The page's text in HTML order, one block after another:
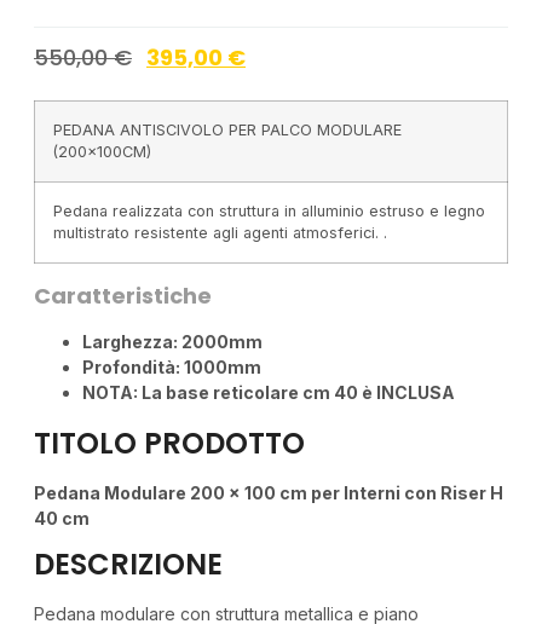
550,00€ 395,00 €
PEDANA ANTISCIVOLO PER PALCO MODULARE
(200x100CM)
Pedana realizzata con struttura in alluminio estruso e legno
multistrato resistente agli agenti atmosferici. .
Caratteristiche
Larghezza: 2000mm
Profondità: 1000mm
NOTA: La base reticolare cm 40 è INCLUSA
TITOLO PRODOTTO
Pedana Modulare 200 x 100 cm per Interni con Riser H
40 cm
DESCRIZIONE
Pedana modulare con struttura metallica e piano